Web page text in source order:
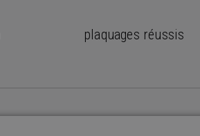
plaquages réussis